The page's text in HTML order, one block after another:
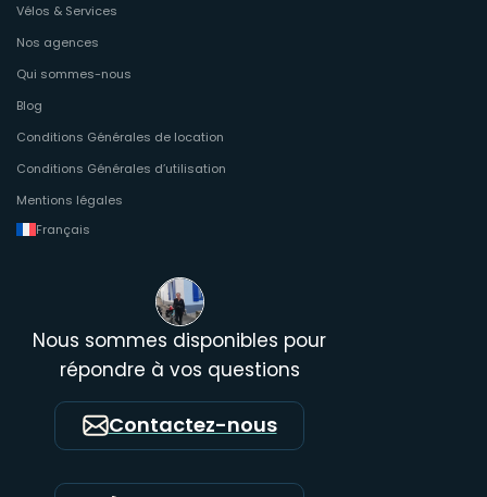
Vélos & Services
Nos agences
Qui sommes-nous
Blog
Conditions Générales de location
Conditions Générales d’utilisation
Mentions légales
Français
Nous sommes disponibles pour
répondre à vos questions
Contactez-nous